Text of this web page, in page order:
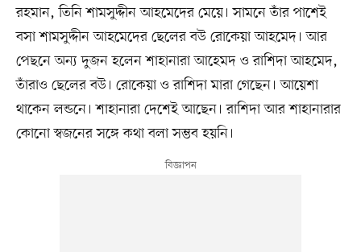
রহমান, তিনি শামসুদ্দীন আহমেদের মেয়ে। সামনে তাঁর পাশেই
বসা শামসুদ্দীন আহমেদের ছেলের বউ রোকেয়া আহমেদ। আর
পেছনে অন্য দুজন হলেন শাহানারা আহেমদ ও রাশিদা আহমেদ,
তাঁরাও ছেলের বউ। রোকেয়া ও রাশিদা মারা গেছেন। আয়েশা
থাকেন লন্ডনে। শাহানারা দেশেই আছেন। রাশিদা আর শাহানারার
কোনো স্বজনের সঙ্গে কথা বলা সম্ভব হয়নি।